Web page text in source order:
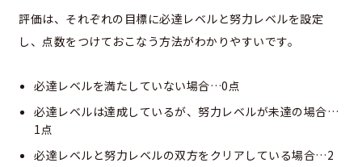
評価は、それぞれの目標に必達レベルと努力レベルを設定
し、点数をつけておこなう方法がわかりやすいです。
必達レベルを満たしていない場合…0点
必達レベルは達成しているが、努力レベルが未達の場合…
1点
必達レベルと努力レベルの双方をクリアしている場合…2